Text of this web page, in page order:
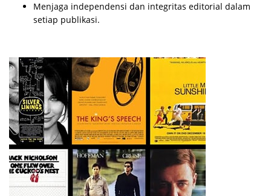
Menjaga independensi dan integritas editorial dalam
setiap publikasi.